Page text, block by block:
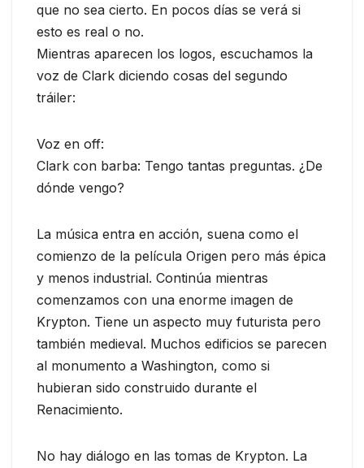
que no sea cierto. En pocos días se verá si
esto es real o no.
Mientras aparecen los logos, escuchamos la
voz de Clark diciendo cosas del segundo
tráiler:
Voz en off:
Clark con barba: Tengo tantas preguntas. ¿De
dónde vengo?
La música entra en acción, suena como el
comienzo de la película Origen pero más épica
y menos industrial. Continúa mientras
comenzamos con una enorme imagen de
Krypton. Tiene un aspecto muy futurista pero
también medieval. Muchos edificios se parecen
al monumento a Washington, como si
hubieran sido construido durante el
Renacimiento.
No hay diálogo en las tomas de Krypton. La